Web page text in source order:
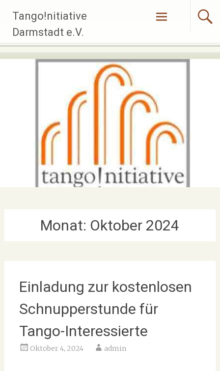
Inhalt
springen
Tango!nitiative
Darmstadt e.V.
Monat: Oktober 2024
Einladung zur kostenlosen
Schnupperstunde für
Tango-Interessierte
Oktober 4, 2024 admin